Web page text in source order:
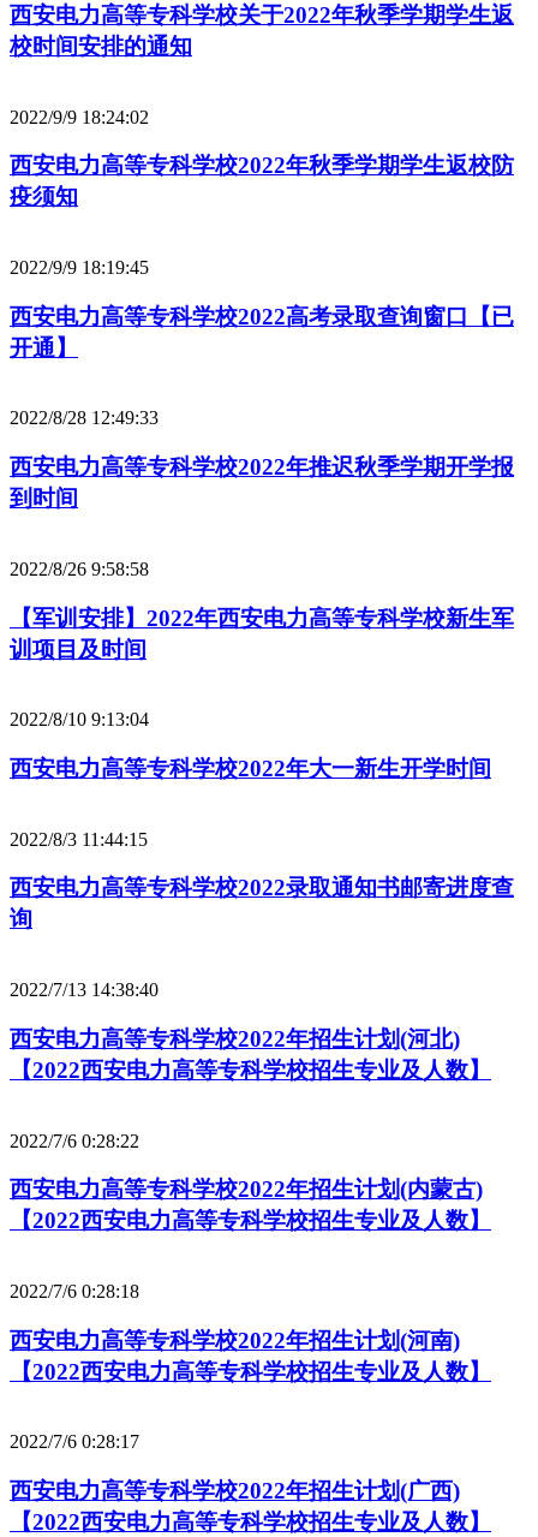
西安电力高等专科学校关于2022年秋季学期学生返
校时间安排的通知
2022/9/9 18:24:02
西安电力高等专科学校2022年秋季学期学生返校防
疫须知
2022/9/9 18:19:45
西安电力高等专科学校2022高考录取查询窗口【已
开通】
2022/8/28 12:49:33
西安电力高等专科学校2022年推迟秋季学期开学报
到时间
2022/8/26 9:58:58
【军训安排】2022年西安电力高等专科学校新生军
训项目及时间
2022/8/10 9:13:04
西安电力高等专科学校2022年大一新生开学时间
2022/8/3 11:44:15
西安电力高等专科学校2022录取通知书邮寄进度查
询
2022/7/13 14:38:40
西安电力高等专科学校2022年招生计划(河北)
【2022西安电力高等专科学校招生专业及人数】
2022/7/6 0:28:22
西安电力高等专科学校2022年招生计划(内蒙古)
【2022西安电力高等专科学校招生专业及人数】
2022/7/6 0:28:18
西安电力高等专科学校2022年招生计划(河南)
【2022西安电力高等专科学校招生专业及人数】
2022/7/6 0:28:17
西安电力高等专科学校2022年招生计划(广西)
【2022西安电力高等专科学校招生专业及人数】